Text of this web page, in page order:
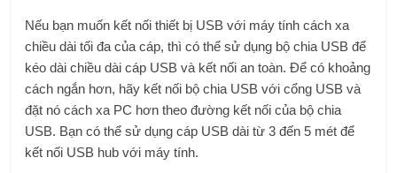
Nếu bạn muốn kết nối thiết bị USB với máy tính cách xa
chiều dài tối đa của cáp, thì có thể sử dụng bộ chia USB để
kéo dài chiều dài cáp USB và kết nối an toàn. Để có khoảng
cách ngắn hơn, hãy kết nối bộ chia USB với cổng USB và
đặt nó cách xa PC hơn theo đường kết nối của bộ chia
USB. Bạn có thể sử dụng cáp USB dài từ 3 đến 5 mét để
kết nối USB hub với máy tính.